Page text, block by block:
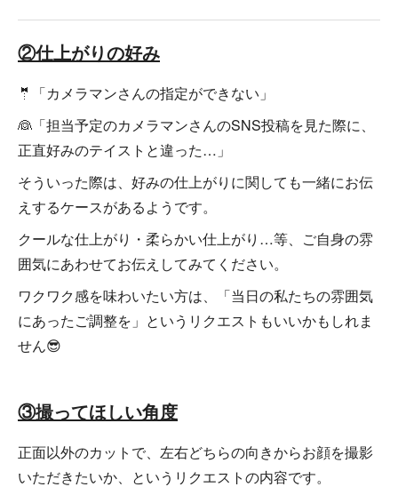
②仕上がりの好み
🤵「カメラマンさんの指定ができない」
👰「担当予定のカメラマンさんのSNS投稿を見た際に、
正直好みのテイストと違った…」
そういった際は、好みの仕上がりに関しても一緒にお伝
えするケースがあるようです。
クールな仕上がり・柔らかい仕上がり…等、ご自身の雰
囲気にあわせてお伝えしてみてください。
ワクワク感を味わいたい方は、「当日の私たちの雰囲気
にあったご調整を」というリクエストもいいかもしれま
せん😎
③撮ってほしい角度
正面以外のカットで、左右どちらの向きからお顔を撮影
いただきたいか、というリクエストの内容です。